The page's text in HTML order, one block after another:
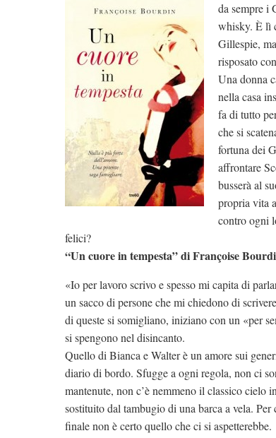
da sempre i
whisky. È lì
Gillespie,
risposato
Una donna
nella casa
fa di tutto
che si
fortuna dei
affrontare
busserà al
propria vita
contro ogni
felici?
“Un cuore in tempesta” di Françoise
«Io per lavoro scrivo e spesso mi capita di
un sacco di persone che mi chiedono di
di queste si somigliano, iniziano con un «per
si spengono nel disincanto.
Quello di Bianca e Walter è un amore sui
diario di bordo. Sfugge a ogni regola, non ci
mantenute, non c’è nemmeno il classico cielo
sostituito dal tambugio di una barca a vela. Per
finale non è certo quello che ci si aspetterebbe.